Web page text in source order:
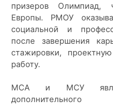
призеров Олимпиад,
Европы. РМОУ
социальной и
после завершения
стажировки,
работу.
МСА и МСУ
дополнительного